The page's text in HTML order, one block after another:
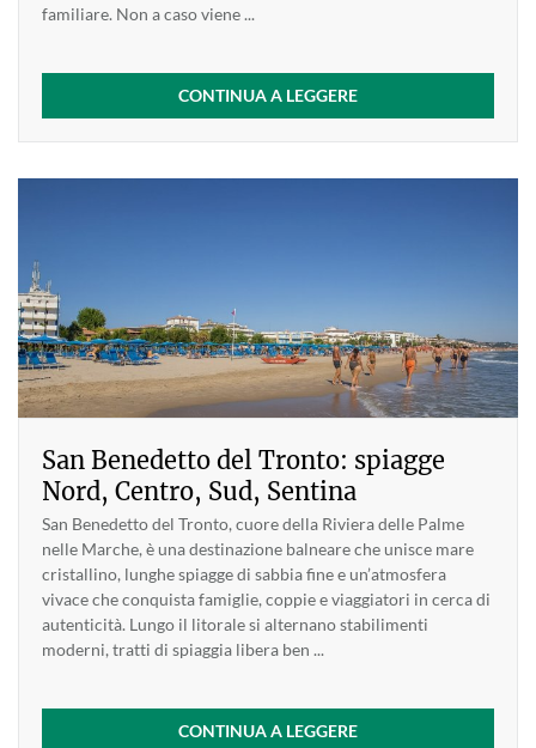
familiare. Non a caso viene ...
CONTINUA A LEGGERE
San Benedetto del Tronto: spiagge
Nord, Centro, Sud, Sentina
San Benedetto del Tronto, cuore della Riviera delle Palme
nelle Marche, è una destinazione balneare che unisce mare
cristallino, lunghe spiagge di sabbia fine e un’atmosfera
vivace che conquista famiglie, coppie e viaggiatori in cerca di
autenticità. Lungo il litorale si alternano stabilimenti
moderni, tratti di spiaggia libera ben ...
CONTINUA A LEGGERE